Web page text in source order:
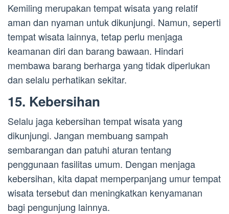
Kemiling merupakan tempat wisata yang relatif
aman dan nyaman untuk dikunjungi. Namun, seperti
tempat wisata lainnya, tetap perlu menjaga
keamanan diri dan barang bawaan. Hindari
membawa barang berharga yang tidak diperlukan
dan selalu perhatikan sekitar.
15. Kebersihan
Selalu jaga kebersihan tempat wisata yang
dikunjungi. Jangan membuang sampah
sembarangan dan patuhi aturan tentang
penggunaan fasilitas umum. Dengan menjaga
kebersihan, kita dapat memperpanjang umur tempat
wisata tersebut dan meningkatkan kenyamanan
bagi pengunjung lainnya.